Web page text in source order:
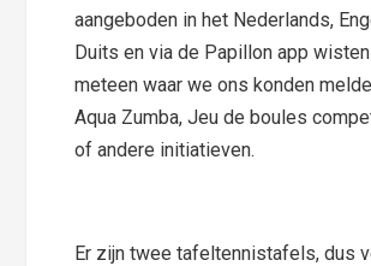
aangeboden in het Nederlands,
Duits en via de Papillon app
meteen waar we ons konden
Aqua Zumba, Jeu de boules
of andere initiatieven.
Er zijn twee tafeltennistafels, dus